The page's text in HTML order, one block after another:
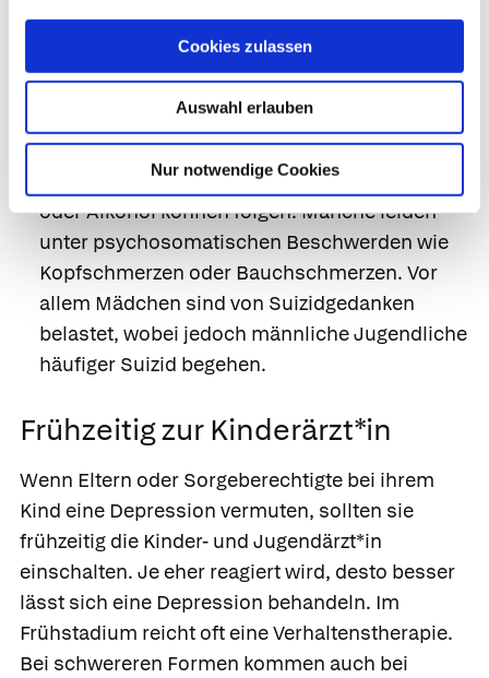
Cookies zulassen
Auswahl erlauben
Nur notwendige Cookies
typisch. Durch Konzentrationsstörungen sind
sie weniger leitungsfähig. Oft leiden sie unter
vermindertem Selbstvertrauen und haben
keine Perspektive für die Zukunft. Viele ziehen
sich zurück und isolieren sich. Schlaf- und
Essstörungen sowie der Griff nach Drogen
oder Alkohol können folgen. Manche leiden
unter psychosomatischen Beschwerden wie
Kopfschmerzen oder Bauchschmerzen. Vor
allem Mädchen sind von Suizidgedanken
belastet, wobei jedoch männliche Jugendliche
häufiger Suizid begehen.
Frühzeitig zur Kinderärzt*in
Wenn Eltern oder Sorgeberechtigte bei ihrem
Kind eine Depression vermuten, sollten sie
frühzeitig die Kinder- und Jugendärzt*in
einschalten. Je eher reagiert wird, desto besser
lässt sich eine Depression behandeln. Im
Frühstadium reicht oft eine Verhaltenstherapie.
Bei schwereren Formen kommen auch bei